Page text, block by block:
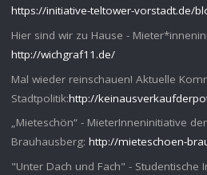
https://initiative-teltower-vorstadt.de/
Hier sind wir zu Hause -
http://wichgraf11.de/
Mal wieder reinschauen! Aktuelle
Stadtpolitik:http://
„Mieteschön“ - MieterInneninitiative
Brauhausberg: http://mieteschoen-
"Unter Dach und Fach" - Studentische